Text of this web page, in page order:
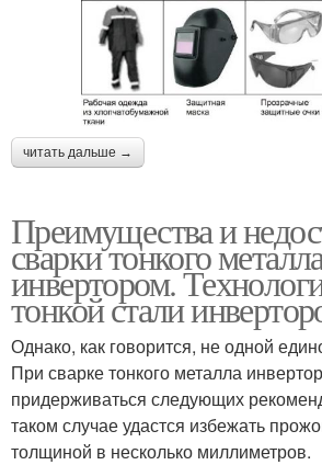
читать дальше →
Преимущества и
сварки тонкого
инвертором.
тонкой стали
Однако, как говорится, не одной
При сварке тонкого металла
придерживаться следующих
таком случае удастся избежать
толщиной в несколько миллиметров.